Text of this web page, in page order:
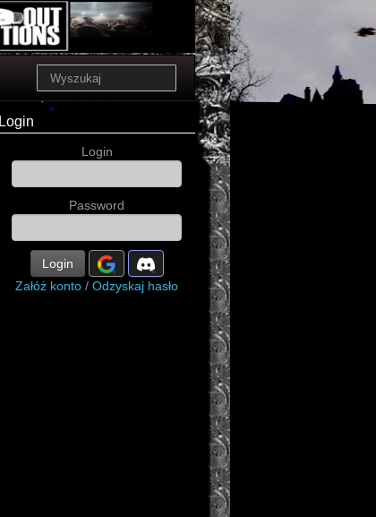
Login
Login
Password
Login
Załóż konto / Odzyskaj hasło